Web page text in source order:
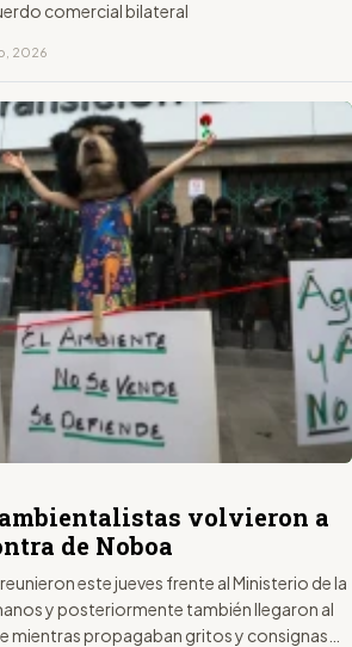
comercial bilateral
2026
volvieron a
de Noboa
este jueves frente al Ministerio de la
y posteriormente también llegaron al
mientras propagaban gritos y consignas